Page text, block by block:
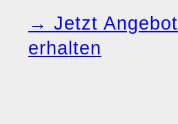
→ Jetzt Angebot
erhalten